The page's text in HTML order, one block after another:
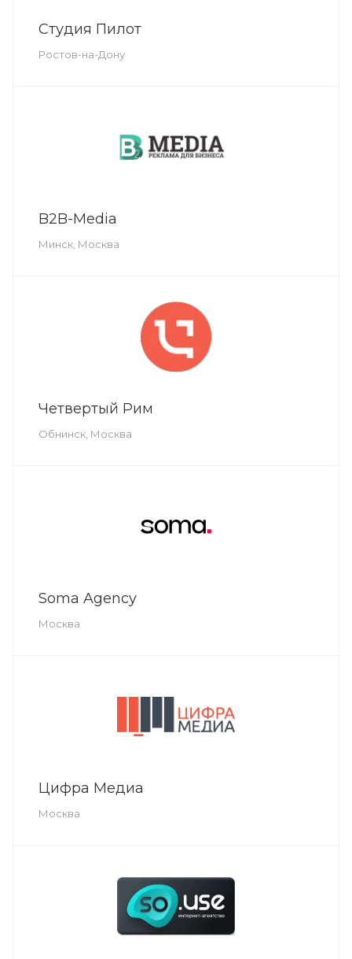
Студия Пилот
Ростов-на-Дону
B2B-Media
Минск, Москва
Четвертый Рим
Обнинск, Москва
Soma Agency
Москва
Цифра Медиа
Москва